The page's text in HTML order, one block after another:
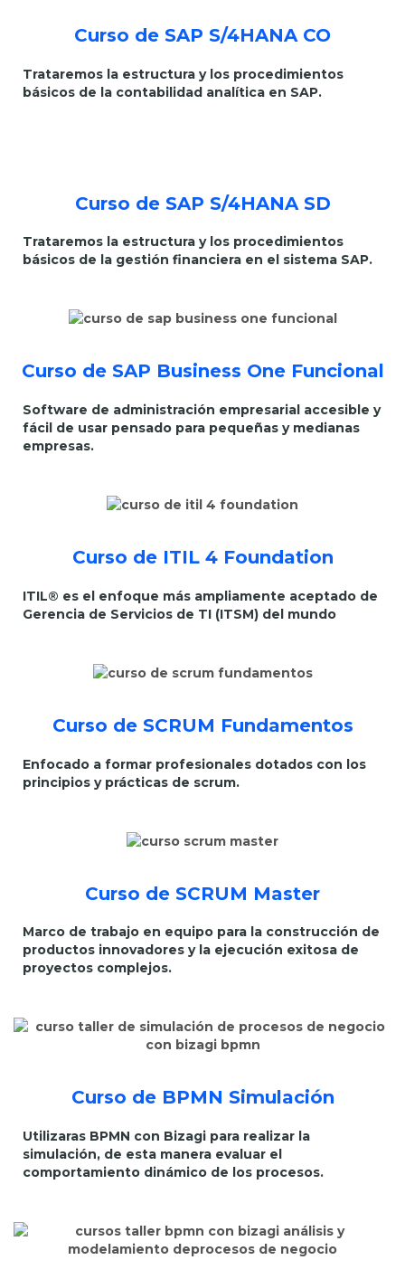
Curso de SAP S/4HANA CO
Trataremos la estructura y los procedimientos
básicos de la contabilidad analítica en SAP.
Curso de SAP S/4HANA SD
Trataremos la estructura y los procedimientos
básicos de la gestión financiera en el sistema SAP.
Curso de SAP Business One Funcional
Software de administración empresarial accesible y
fácil de usar pensado para pequeñas y medianas
empresas.
Curso de ITIL 4 Foundation
ITIL® es el enfoque más ampliamente aceptado de
Gerencia de Servicios de TI (ITSM) del mundo
Curso de SCRUM Fundamentos
Enfocado a formar profesionales dotados con los
principios y prácticas de scrum.
Curso de SCRUM Master
Marco de trabajo en equipo para la construcción de
productos innovadores y la ejecución exitosa de
proyectos complejos.
Curso de BPMN Simulación
Utilizaras BPMN con Bizagi para realizar la
simulación, de esta manera evaluar el
comportamiento dinámico de los procesos.